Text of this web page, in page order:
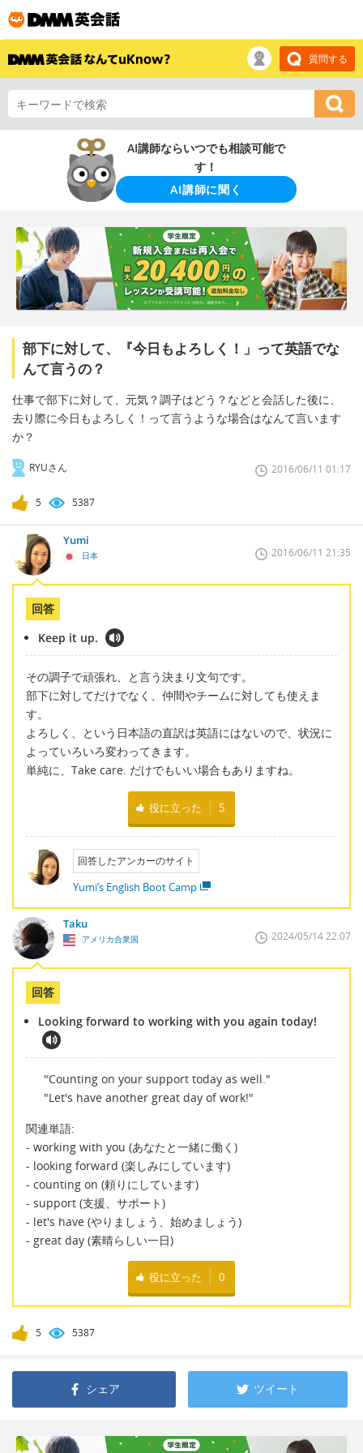
質問する
AI講師ならいつでも相談可能で
す！
AI講師に聞く
部下に対して、『今日もよろしく！」って英語でな
んて言うの？
仕事で部下に対して、元気？調子はどう？などと会話した後に、
去り際に今日もよろしく！って言うような場合はなんて言います
か？
RYUさん 2016/06/11 01:17
5 5387
Yumi
日本 2016/06/11 21:35
回答
Keep it up.
その調子で頑張れ、と言う決まり文句です。
部下に対してだけでなく、仲間やチームに対しても使えま
す。
よろしく、という日本語の直訳は英語にはないので、状況に
よっていろいろ変わってきます。
単純に、Take care. だけでもいい場合もありますね。
役に立った 5
回答したアンカーのサイト
Yumi’s English Boot Camp
Taku
アメリカ合衆国 2024/05/14 22:07
回答
Looking forward to working with you again today!
"Counting on your support today as well."
"Let's have another great day of work!"
関連単語:
- working with you (あなたと一緒に働く)
- looking forward (楽しみにしています)
- counting on (頼りにしています)
- support (支援、サポート)
- let's have (やりましょう、始めましょう)
- great day (素晴らしい一日)
役に立った 0
5 5387
シェア ツイート